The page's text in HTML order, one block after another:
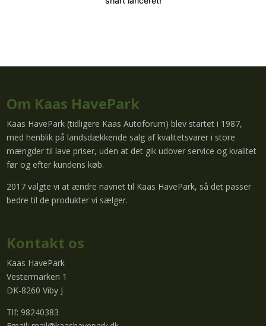
Om Kaas HavePark
Kaas HavePark (tidligere Kaas Autoforum) blev startet i 1987,
med henblik på landsdækkende salg af kvalitetsvarer i store
mængder til lave priser, uden at det gik udover service og kvalitet
før og efter kundens køb.
2017 valgte vi at ændre navnet til Kaas HavePark, så det passer
bedre til de produkter vi sælger.
Kontakt os
Kaas HavePark
Vestermarken 1
DK-8260 Viby J
Tlf: 98240383